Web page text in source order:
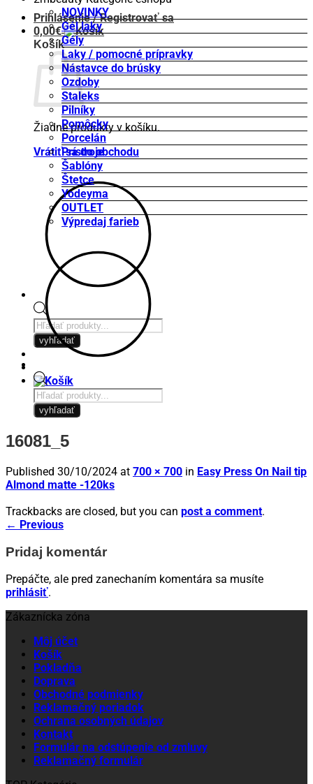
Prihlásenie / Registrovať sa
0,00€
Košík
Žiadne produkty v košíku.
Vrátiť sa do obchodu
Products
search
vyhľadať
NOVINKY
Gél laky
Gély
Laky / pomocné prípravky
Nástavce do brúsky
Ozdoby
Staleks
Pilníky
Pomôcky
Porcelán
Prístroje
Šablóny
Štetce
Yodeyma
OUTLET
Výpredaj farieb
Products
search
vyhľadať
16081_5
Published 30/10/2024 at 700 × 700 in Easy Press On Nail tip
Almond matte -120ks
Trackbacks are closed, but you can post a comment.
← Previous
Pridaj komentár
Prepáčte, ale pred zanechaním komentára sa musíte
prihlásiť.
Zákaznícka zóna
Môj účet
Košík
Pokladňa
Doprava
Obchodné podmienky
Reklamačný poriadok
Ochrana osobných údajov
Kontakt
Formulár na odstúpenie od zmluvy
Reklamačný formulár